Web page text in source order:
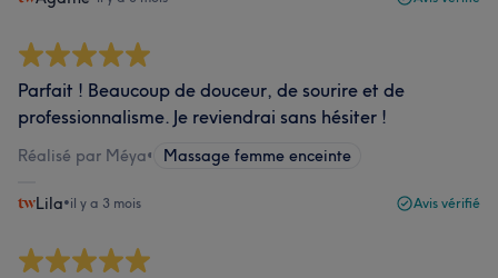
Parfait ! Beaucoup de douceur, de sourire et de
professionnalisme. Je reviendrai sans hésiter !
Réalisé par Méya• Massage femme enceinte
Lila•il y a 3 mois Avis vérifié